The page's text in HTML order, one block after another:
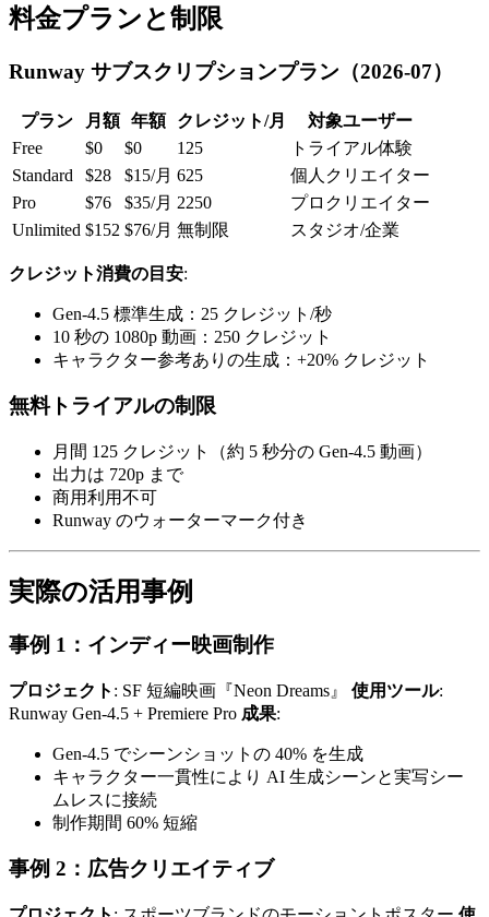
料金プランと制限
Runway サブスクリプションプラン（2026-07）
プラン 月額 年額 クレジット/月
対象ユーザー
Free
$0 $0 125
トライアル体験
Standard
$28 $15/月 625
個人クリエイター
Pro
$76 $35/月 2250
プロクリエイター
Unlimited $152 $76/月 無制限 スタジオ/企業
クレジット消費の目安:
Gen-4.5 標準生成：25 クレジット/秒
10 秒の 1080p 動画：250 クレジット
キャラクター参考ありの生成：+20% クレジット
無料トライアルの制限
月間 125 クレジット（約 5 秒分の Gen-4.5 動画）
出力は 720p まで
商用利用不可
Runway のウォーターマーク付き
実際の活用事例
事例 1：インディー映画制作
プロジェクト : SF 短編映画『Neon Dreams』 使用ツール:
Runway Gen-4.5 + Premiere Pro 成果:
Gen-4.5 でシーンショットの 40% を生成
キャラクター一貫性により AI 生成シーンと実写シー
ムレスに接続
制作期間 60% 短縮
事例 2：広告クリエイティブ